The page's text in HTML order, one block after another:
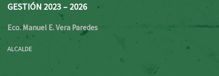
GESTIÓN 2023 – 2026
Eco. Manuel E. Vera Paredes
ALCALDE